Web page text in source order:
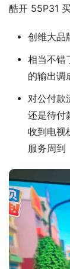
酷开 55P31
创维大品
相当不错
的输出调
对公付款
还是待付
收到电视
服务周到